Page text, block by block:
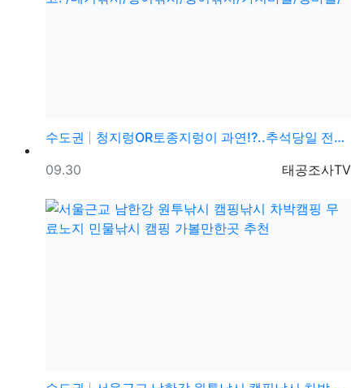
수도권
청지렁OR토종지렁이 과연!?..추석당일 전곡낚시터 캠핑…
등록자
태공조사TV
등록일
09.30